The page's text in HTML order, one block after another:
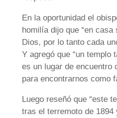
En la oportunidad el
homilía dijo que “en casa
Dios, por lo tanto cada
Y agregó que “un templo
es un lugar de encuentro
para encontrarnos como
Luego reseñó que “este
tras el terremoto de 1894